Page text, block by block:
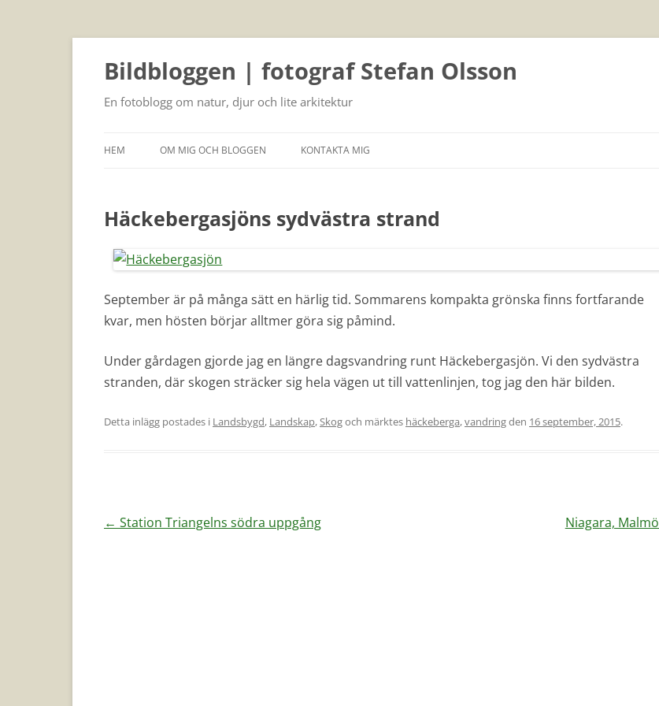
Bildbloggen | fotograf Stefan Olsson
En fotoblogg om natur, djur och lite arkitektur
HEM OM MIG OCH BLOGGEN KONTAKTA MIG
Häckebergasjöns sydvästra strand
September är på många sätt en härlig tid. Sommarens kompakta grönska finns fortfarande
kvar, men hösten börjar alltmer göra sig påmind.
Under gårdagen gjorde jag en längre dagsvandring runt Häckebergasjön. Vi den sydvästra
stranden, där skogen sträcker sig hela vägen ut till vattenlinjen, tog jag den här bilden.
Detta inlägg postades i Landsbygd, Landskap,Skogoch märktes häckeberga,vandringden 16 september, 2015.
Inläggsnavigering
← Station Triangelns södra uppgång Niagara, Malmö